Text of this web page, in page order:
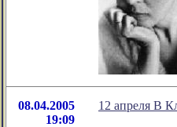
08.04.2005
19:09
12 апреля В